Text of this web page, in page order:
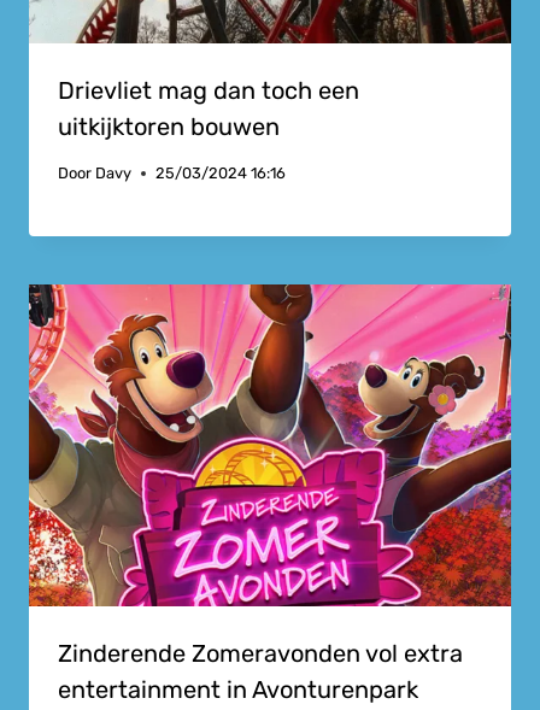
Drievliet mag dan toch een
uitkijktoren bouwen
Door Davy 25/03/2024 16:16
Zinderende Zomeravonden vol extra
entertainment in Avonturenpark